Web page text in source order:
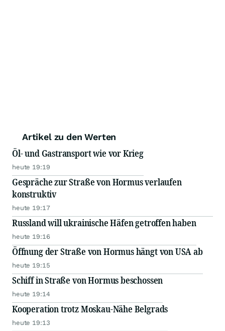
Artikel zu den Werten
Öl- und Gastransport wie vor Krieg
heute 19:19
Gespräche zur Straße von Hormus verlaufen
konstruktiv
heute 19:17
Russland will ukrainische Häfen getroffen haben
heute 19:16
Öffnung der Straße von Hormus hängt von USA ab
heute 19:15
Schiff in Straße von Hormus beschossen
heute 19:14
Kooperation trotz Moskau-Nähe Belgrads
heute 19:13